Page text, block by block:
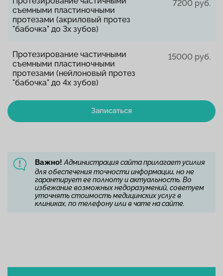
съемными пластиночными
протезами (акриловый протез
"бабочка" до 3х зубов)
7200 руб.
Протезирование частичными
съемными пластиночными
протезами (нейлоновый протез
"бабочка" до 4х зубов)
15000 руб.
Записаться
Важно! Администрация сайта прилагает усилия
для обеспечения точности информации, но не
гарантирует ее полноту и актуальность. Во
избежание возможных недоразумений, советуем
уточнять стоимость медицинских услуг в
клиниках, по телефону или в чате на сайте.